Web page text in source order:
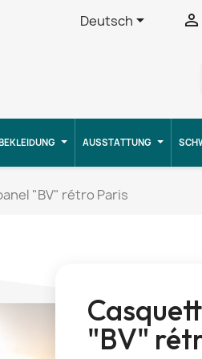
Deutsch 
AUSSTATTUNG
"BV" rétro Paris
"BV"